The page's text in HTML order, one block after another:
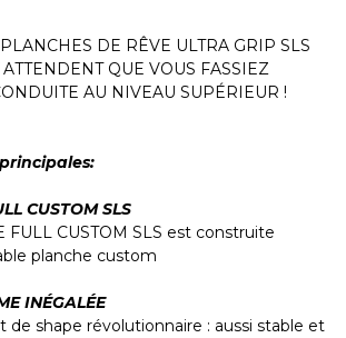
DE RÊVE ULTRA GRIP SLS
QUE VOUS FASSIEZ
AU NIVEAU SUPÉRIEUR !
CUSTOM SLS
FULL CUSTOM SLS est construite
planche custom
INÉGALÉE
de shape révolutionnaire : aussi stable et